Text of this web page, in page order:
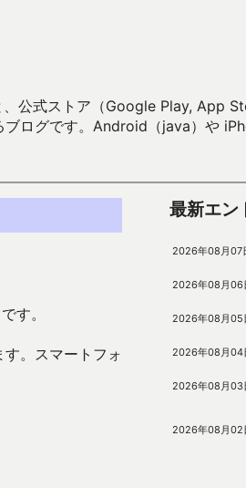
公式ストア（Google Play, App
ブログです。Android（java）や
す。
。スマートフォ
最新エン
2026年08月07
2026年08月06
2026年08月05
2026年08月04
2026年08月03
2026年08月02